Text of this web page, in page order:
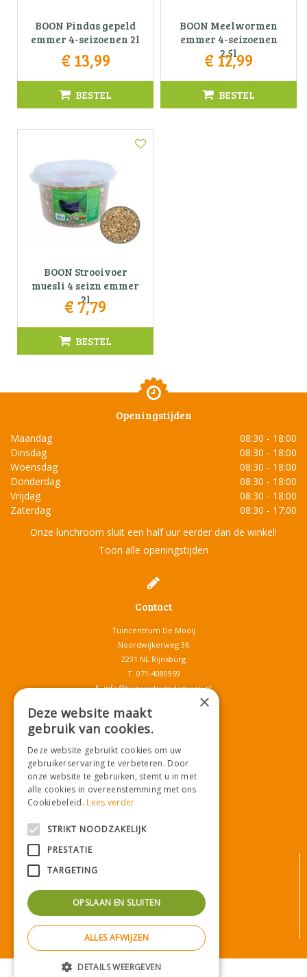
BOON Pindas gepeld
emmer 4-seizoenen 2l
€ 13,99
BESTEL
BOON Meelwormen
emmer 4-seizoenen
2.5l
€ 12,99
BESTEL
BOON Strooivoer
muesli 4 seizn emmer
2l
€ 7,79
BESTEL
Openingstijden
Maandag
08:30 - 18:00
Dinsdag
08:30 - 18:00
Woensdag
08:30 - 18:00
Donderdag
08:30 - 18:00
Vrijdag
08:30 - 18:00
Zaterdag
08:30 - 17:00
Onze lunchroom sluit een half uur eerder dan de winkel!
Toon alle openingstijden
Contact
Tuincentrum De Mooij
Noordwijkerweg 36
2231 NL Rijnsburg
T. 071-4080959
E.info@tuincentrumdemooij.nl
Download onze App!
Betaalinformatie
Privacy policy
Green Solutions|Tuincentrum Overzicht
×
Deze website maakt
gebruik van cookies.
Deze website gebruikt cookies om uw
gebruikerservaring te verbeteren. Door
onze website te gebruiken, stemt u in met
alle cookies in overeenstemming met ons
Cookiebeleid.Lees verder
STRIKT NOODZAKELIJK
PRESTATIE
TARGETING
OPSLAAN EN SLUITEN
ALLES AFWIJZEN
DETAILS WEERGEVEN